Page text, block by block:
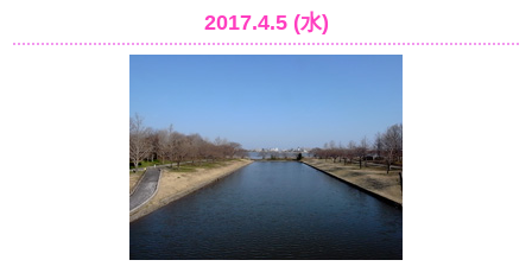
2017.4.5 (水)